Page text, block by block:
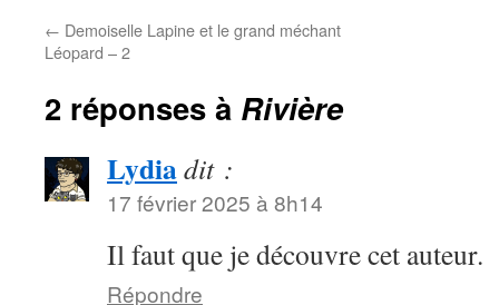
← Demoiselle Lapine et le grand méchant
Léopard – 2
2 réponses à Rivière
Lydiadit :
17 février 2025 à 8h14
Il faut que je découvre cet auteur.
Répondre